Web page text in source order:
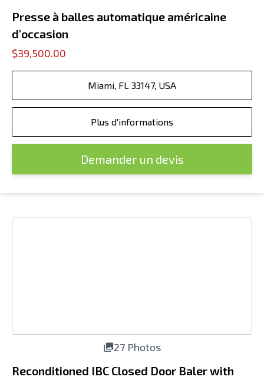
Presse à balles automatique américaine
d'occasion
$39,500.00
Miami, FL 33147, USA
Plus d'informations
Demander un devis
27 Photos
Reconditioned IBC Closed Door Baler with